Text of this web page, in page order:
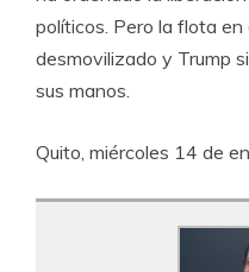
políticos. Pero la flota en
desmovilizado y Trump
sus manos.
Quito, miércoles 14 de